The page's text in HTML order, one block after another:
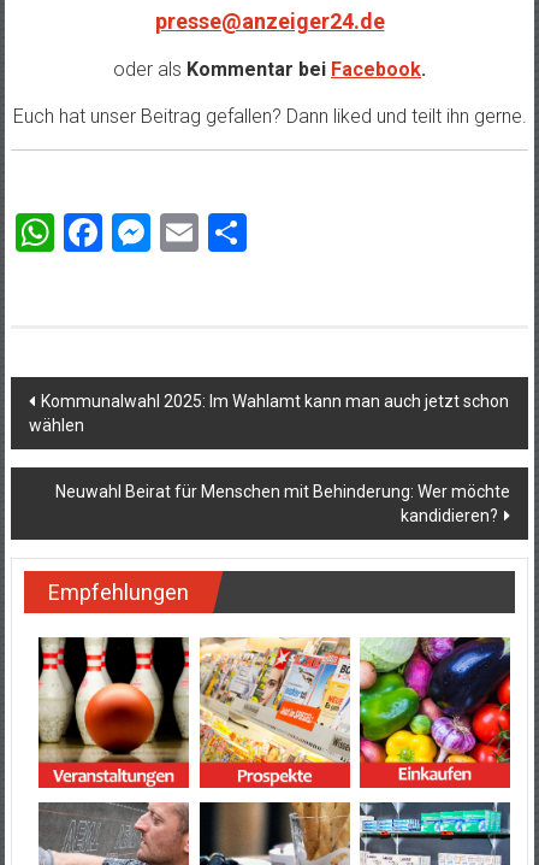
presse@anzeiger24.de
oder als Kommentar bei Facebook.
Euch hat unser Beitrag gefallen? Dann liked und teilt ihn gerne.
WhatsApp
Facebook
Messenger
EmailTeilen
Beitragsnavigation
Kommunalwahl 2025: Im Wahlamt kann man auch jetzt schon
wählen
Neuwahl Beirat für Menschen mit Behinderung: Wer möchte
kandidieren?
Empfehlungen